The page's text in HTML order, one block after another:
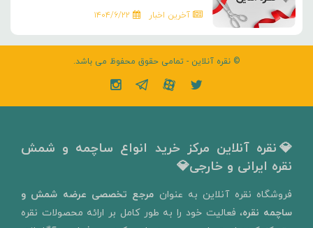
آخرین اخبار ۱۴۰۴/۶/۲۲
© نقره آنلاین - تمامی حقوق محفوظ می باشد.
💎نقره آنلاین مرکز خرید انواع ساچمه و شمش
نقره ایرانی و خارجی💎
​فروشگاه نقره آنلاین به‌ عنوان مرجع تخصصی عرضه شمش و
ساچمه نقره، فعالیت خود را به‌ طور کامل بر ارائه محصولات نقره